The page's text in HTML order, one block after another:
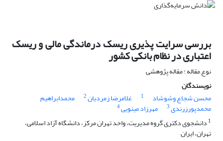
بررسی سرایت پذیری ریسک درماندگی مالی و ریسک
اعتباری در نظام بانکی کشور
نوع مقاله : مقاله پژوهشی
نویسندگان
محسن شجاع وشوشاد
1 غلامرضا زمردیان2 محمدابراهیم
محمدپورزرندی3 مهرزاد مینویی4
1 دانشجوی دکتری گروه مدیریت، واحد تهران مرکز، دانشگاه آزاد اسلامی،
تهران، ایران